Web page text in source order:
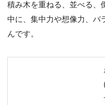
積み木を重ねる、並べる
中に、集中力や想像力、バ
んです。